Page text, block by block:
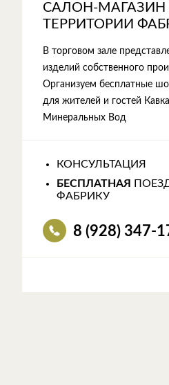
САЛОН-МАГАЗИН
ТЕРРИТОРИИ
В торговом зале
изделий собственного
Организуем бесплатные
для жителей и гостей
Минеральных Вод
КОНСУЛЬТАЦИЯ
БЕСПЛАТНАЯ
ФАБРИКУ
8 (928) 347-